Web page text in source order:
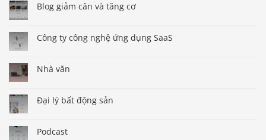
Blog giảm cân và tăng cơ
Công ty công nghệ ứng dụng SaaS
Nhà văn
Đại lý bất động sản
Podcast